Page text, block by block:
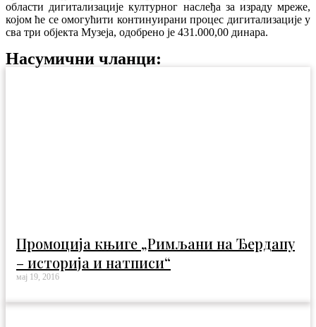
области дигитализације културног наслеђа за израду мреже,
којом ће се омогућити континуирани процес дигитализације у
сва три објекта Музеја, одобрено је 431.000,00 динара.
Насумични чланци:
Промоција књиге „Римљани на Ђердапу
– историја и натписи“
мај 19, 2016